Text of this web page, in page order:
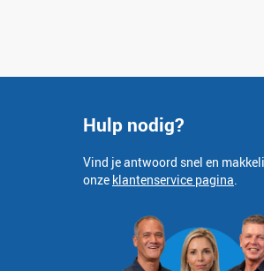
Hulp nodig?
Vind je antwoord snel en
onze klantenservice pagina.